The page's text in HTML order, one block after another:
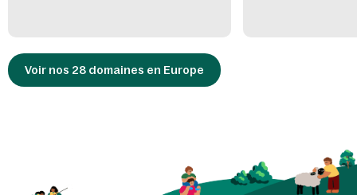
Voir nos 28 domaines en Europe